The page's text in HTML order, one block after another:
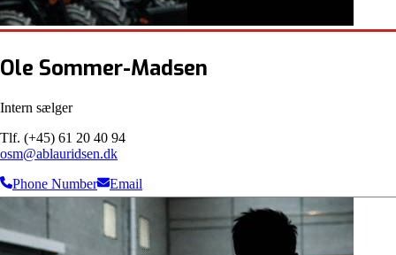
Ole Sommer-Madsen
Intern sælger
Tlf. (+45) 61 20 40 94
osm@ablauridsen.dk
Phone Number
Email